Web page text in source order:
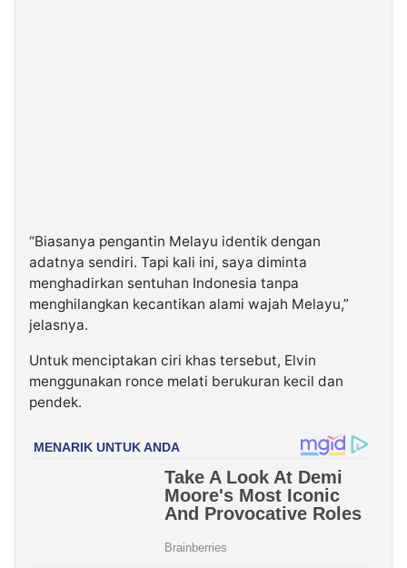
“Biasanya pengantin Melayu identik dengan
adatnya sendiri. Tapi kali ini, saya diminta
menghadirkan sentuhan Indonesia tanpa
menghilangkan kecantikan alami wajah Melayu,”
jelasnya.
Untuk menciptakan ciri khas tersebut, Elvin
menggunakan ronce melati berukuran kecil dan
pendek.